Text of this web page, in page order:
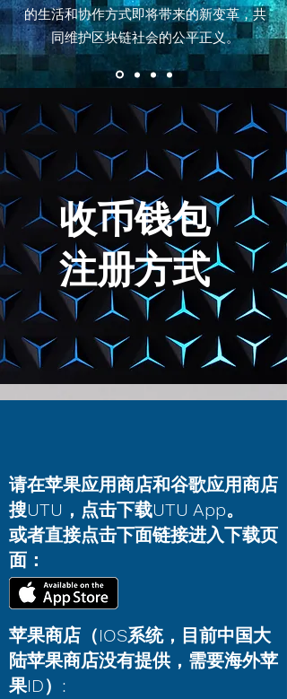
的生活和协作方式即将带来的新变革，共
同维护区块链社会的公平正义。
收币钱包
注册方式
请在苹果应用商店和谷歌应用商店
搜UTU，点击下载UTU App。
或者直接点击下面链接进入下载页
面：
​​苹果商店（IOS系统，目前中国大
陆苹果商店没有提供，需要海外苹
果ID）: